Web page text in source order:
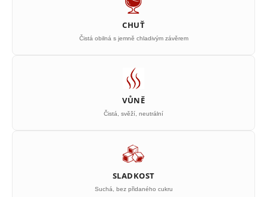
CHUŤ
Čistá obilná s jemně chladivým závěrem
VŮNĚ
Čistá, svěží, neutrální
SLADKOST
Suchá, bez přidaného cukru